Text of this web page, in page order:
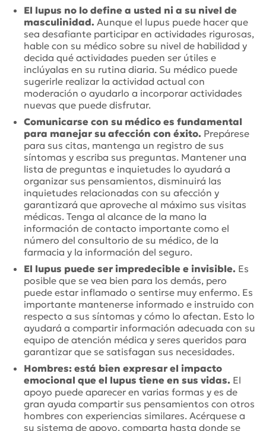
El lupus no lo define a usted ni a su nivel de
masculinidad. Aunque el lupus puede hacer que
sea desafiante participar en actividades rigurosas,
hable con su médico sobre su nivel de habilidad y
decida qué actividades pueden ser útiles e
inclúyalas en su rutina diaria. Su médico puede
sugerirle realizar la actividad actual con
moderación o ayudarlo a incorporar actividades
nuevas que puede disfrutar.
Comunicarse con su médico es fundamental
para manejar su afección con éxito. Prepárese
para sus citas, mantenga un registro de sus
síntomas y escriba sus preguntas. Mantener una
lista de preguntas e inquietudes lo ayudará a
organizar sus pensamientos, disminuirá las
inquietudes relacionadas con su afección y
garantizará que aproveche al máximo sus visitas
médicas. Tenga al alcance de la mano la
información de contacto importante como el
número del consultorio de su médico, de la
farmacia y la información del seguro.
El lupus puede ser impredecible e invisible. Es
posible que se vea bien para los demás, pero
puede estar inflamado o sentirse muy enfermo. Es
importante mantenerse informado e instruido con
respecto a sus síntomas y cómo lo afectan. Esto lo
ayudará a compartir información adecuada con su
equipo de atención médica y seres queridos para
garantizar que se satisfagan sus necesidades.
Hombres: está bien expresar el impacto
emocional que el lupus tiene en sus vidas. El
apoyo puede aparecer en varias formas y es de
gran ayuda compartir sus pensamientos con otros
hombres con experiencias similares. Acérquese a
su sistema de apoyo, comparta hasta donde se